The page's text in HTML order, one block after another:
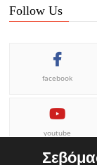
Follow Us
facebook
youtube